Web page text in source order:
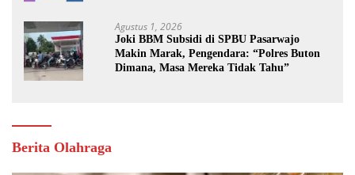
Agustus 1, 2026
Joki BBM Subsidi di SPBU Pasarwajo
Makin Marak, Pengendara: “Polres Buton
Dimana, Masa Mereka Tidak Tahu”
Berita Olahraga